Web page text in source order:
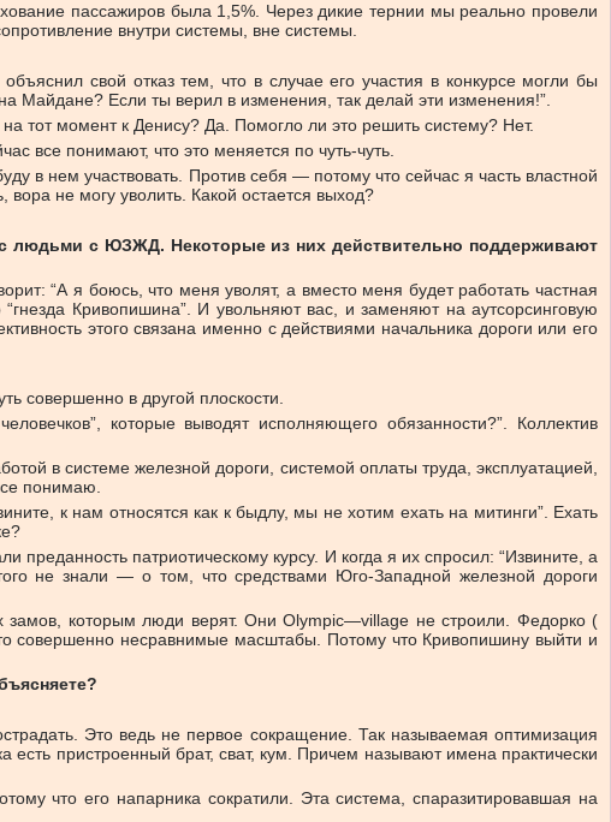
пассажиров была 1,5%. Через дикие тернии мы реально провели
внутри системы, вне системы.
свой отказ тем, что в случае его участия в конкурсе могли бы
Майдане? Если ты верил в изменения, так делай эти изменения!”.
тот момент к Денису? Да. Помогло ли это решить систему? Нет.
все понимают, что это меняется по чуть-чуть.
в нем участвовать. Против себя — потому что сейчас я часть властной
не могу уволить. Какой остается выход?
людьми с ЮЗЖД. Некоторые из них действительно поддерживают
“А я боюсь, что меня уволят, а вместо меня будет работать частная
Кривопишина”. И увольняют вас, и заменяют на аутсорсинговую
этого связана именно с действиями начальника дороги или его
совершенно в другой плоскости.
которые выводят исполняющего обязанности?”. Коллектив
в системе железной дороги, системой оплаты труда, эксплуатацией,
понимаю.
к нам относятся как к быдлу, мы не хотим ехать на митинги”. Ехать
патриотическому курсу. И когда я их спросил: “Извините, а
не знали — о том, что средствами Юго-Западной железной дороги
замов, которым люди верят. Они Olympic—village не строили. Федорко (
совершенно несравнимые масштабы. Потому что Кривопишину выйти и
Это ведь не первое сокращение. Так называемая оптимизация
пристроенный брат, сват, кум. Причем называют имена практически
что его напарника сократили. Эта система, спаразитировавшая на